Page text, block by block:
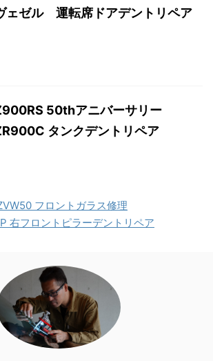
ェゼル 運転席ドアデントリペア
50thアニバーサリー
タンクデントリペア
フロントガラス修理
右フロントピラーデントリペア